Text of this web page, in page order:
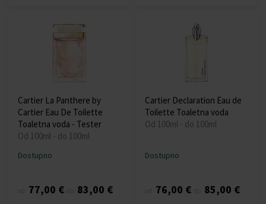
Cartier La Panthere by
Cartier Eau De Toilette
Toaletna voda - Tester
Od 100ml - do 100ml
Dostupno
77,00 € 83,00 €
Cartier Declaration Eau de
Toilette Toaletna voda
Od 100ml - do 100ml
Dostupno
76,00 € 85,00 €